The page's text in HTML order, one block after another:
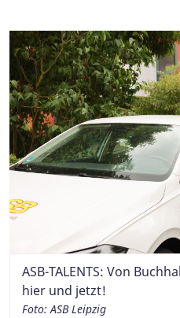
ASB-TALENTS: Von
hier und jetzt!
Foto: ASB Leipzig